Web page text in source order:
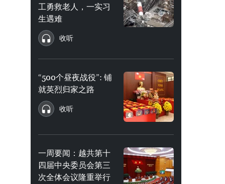
工勇救老人，一实习
生遇难
收听
“500个昼夜战役”: 铺
就英烈归家之路
收听
一周要闻：越共第十
四届中央委员会第三
次全体会议隆重举行